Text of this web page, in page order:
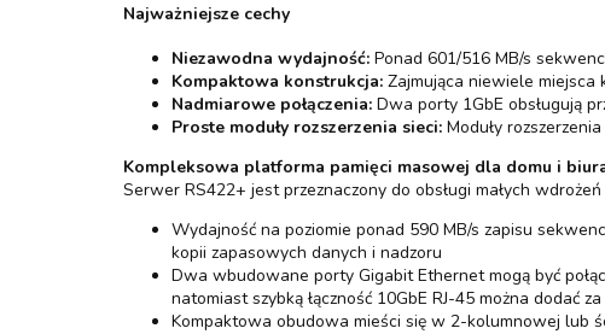
Najważniejsze cechy
Niezawodna wydajność: Ponad 601/516 MB/s
Kompaktowa konstrukcja: Zajmująca niewiele
Nadmiarowe połączenia: Dwa porty 1GbE obsługują
Proste moduły rozszerzenia sieci: Moduły
Kompleksowa platforma pamięci masowej dla domu i
Serwer RS422+ jest przeznaczony do obsługi małych
Wydajność na poziomie ponad 590 MB/s zapisu
kopii zapasowych danych i nadzoru
Dwa wbudowane porty Gigabit Ethernet mogą być
natomiast szybką łączność 10GbE RJ-45 można dodać
Kompaktowa obudowa mieści się w 2-kolumnowej lub